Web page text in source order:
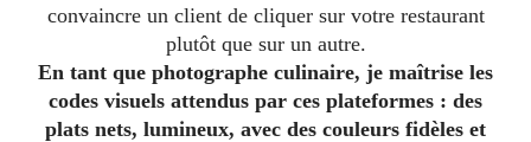
convaincre un client de cliquer sur votre restaurant
plutôt que sur un autre.
En tant que photographe culinaire, je maîtrise les
codes visuels attendus par ces plateformes : des
plats nets, lumineux, avec des couleurs fidèles et